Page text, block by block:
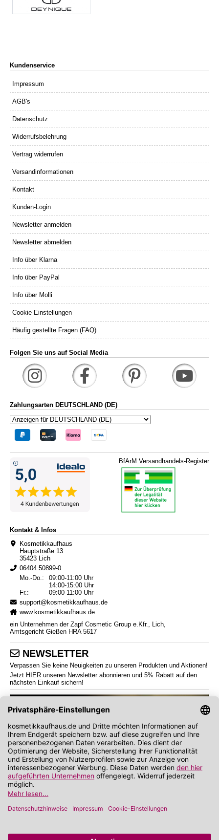
Kundenservice
Impressum
AGB's
Datenschutz
Widerrufsbelehrung
Vertrag widerrufen
Versandinformationen
Kontakt
Kunden-Login
Newsletter anmelden
Newsletter abmelden
Info über Klarna
Info über PayPal
Info über Molli
Cookie Einstellungen
Häufig gestellte Fragen (FAQ)
Folgen Sie uns auf Social Media
Zahlungsarten DEUTSCHLAND (DE)
BfArM Versandhandels-Register
Kontakt & Infos
Kosmetikkaufhaus
Hauptstraße 13
35423 Lich
06404 50899-0
Mo.-Do.:
09:00-11:00 Uhr
14:00-15:00 Uhr
Fr.:
09:00-11:00 Uhr
support@kosmetikkaufhaus.de
www.kosmetikkaufhaus.de
ein Unternehmen der Zapf Cosmetic Group e.Kfr., Lich,
Amtsgericht Gießen HRA 5617
NEWSLETTER
Verpassen Sie keine Neuigkeiten zu unseren Produkten und Aktionen!
Jetzt HIER unseren Newsletter abonnieren und 5% Rabatt auf den
nächsten Einkauf sichern!
*
Angabe zu Rabatt und Preisnachlass bezieht sich auf die Preisempfehlung des
** Wir nutzen Trusted Shops als unabhängigen Dienstleister für die Einholung von